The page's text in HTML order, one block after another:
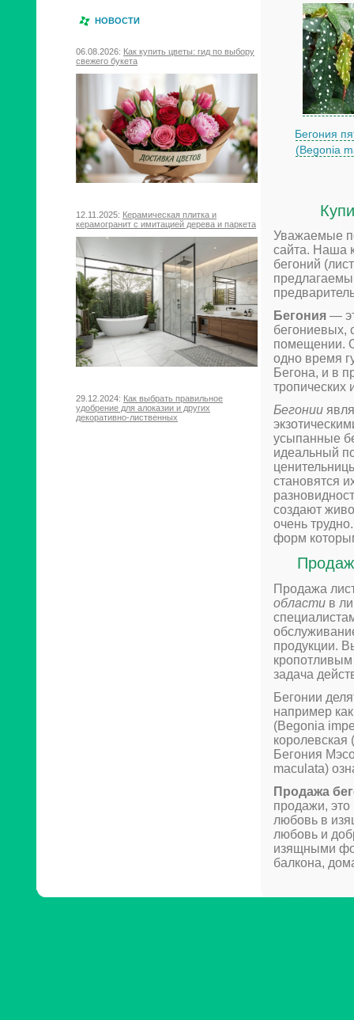
НОВОСТИ
06.08.2026: Как купить цветы: гид по выбору
свежего букета
12.11.2025: Керамическая плитка и
керамогранит с имитацией дерева и паркета
29.12.2024: Как выбрать правильное
удобрение для алоказии и других
декоративно-лиственных
Бегония
(Begonia
Уважаемые
сайта. Наша
бегоний
Бегония —
бегониевых,
помещении.
одно время
Бегона, и в
тропических
Бегонии
усыпанные
идеальный
становятся
создают
очень
форм
Продажа
области в
продукции.
задача
Бегонии
например
(Begonia
королевская
Бегония
maculata)
Продажа
продажи,
любовь в
любовь и
изящными
балкона,